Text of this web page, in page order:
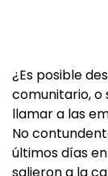
¿Es posible
comunitario, o
llamar a las
No
últimos días